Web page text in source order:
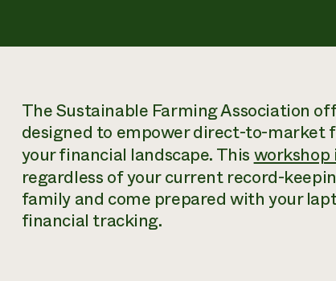
The Sustainable Farming Association
designed to empower direct-to-market
your financial landscape. This
regardless of your current record-
family and come prepared with your
financial tracking.